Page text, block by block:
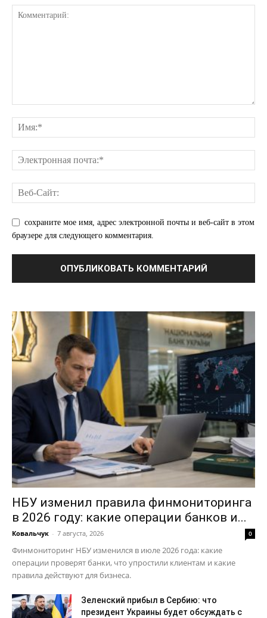
О нас
Политика конфиденциальности
Отказ от ответственности
Подписка
Реклама
сохраните мое имя, адрес электронной почты и веб-сайт в этом
браузере для следующего комментария.
НБУ изменил правила финмониторинга
в 2026 году: какие операции банков и...
Ковальчук - 7 августа, 2026 0
Финмониторинг НБУ изменился в июле 2026 года: какие
операции проверят банки, что упростили клиентам и какие
правила действуют для бизнеса.
Зеленский прибыл в Сербию: что
президент Украины будет обсуждать с